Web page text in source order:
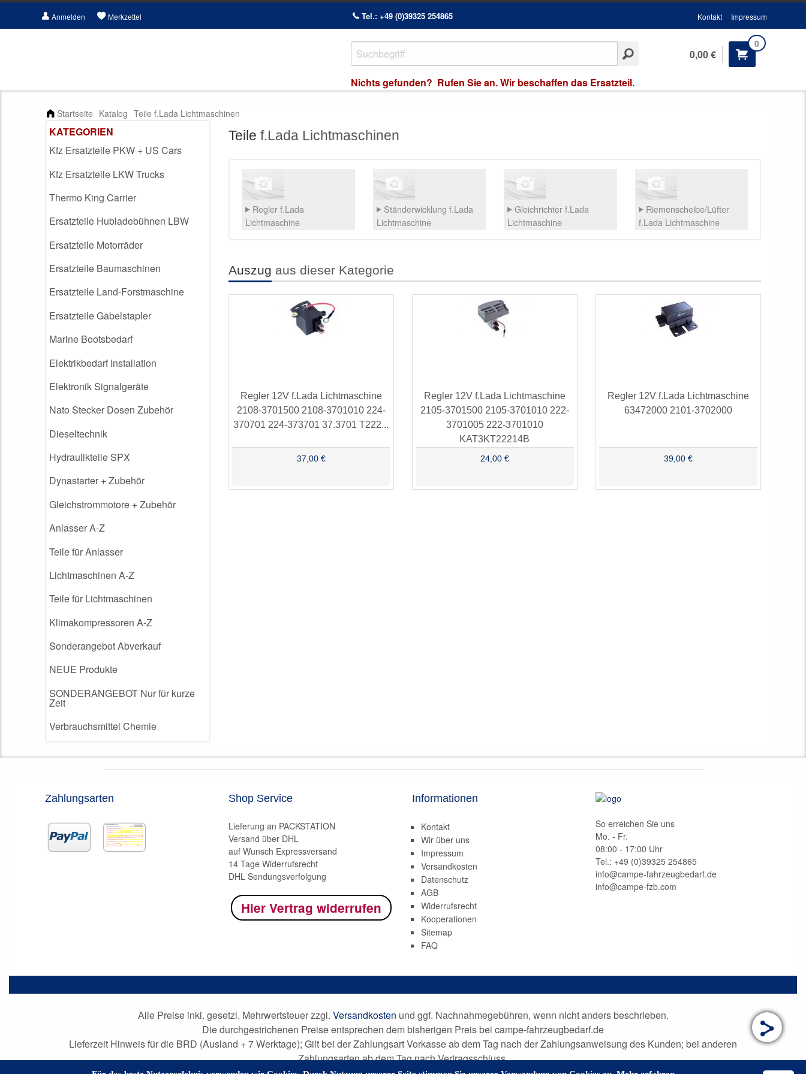
Anmelden Merkzettel Tel.: +49 (0)39325 254865 Kontakt Impressum
Nichts gefunden? Rufen Sie an. Wir beschaffen das Ersatzteil.
0
0,00 €
Startseite Katalog Teile f.Lada Lichtmaschinen
KATEGORIEN
Kfz Ersatzteile PKW + US Cars
Kfz Ersatzteile LKW Trucks
Thermo King Carrier
Ersatzteile Hubladebühnen LBW
Ersatzteile Motorräder
Ersatzteile Baumaschinen
Ersatzteile Land-Forstmaschine
Ersatzteile Gabelstapler
Marine Bootsbedarf
Elektrikbedarf Installation
Elektronik Signalgeräte
Nato Stecker Dosen Zubehör
Dieseltechnik
Hydraulikteile SPX
Dynastarter + Zubehör
Gleichstrommotore + Zubehör
Anlasser A-Z
Teile für Anlasser
Lichtmaschinen A-Z
Teile für Lichtmaschinen
Klimakompressoren A-Z
Sonderangebot Abverkauf
NEUE Produkte
SONDERANGEBOT Nur für kurze
Zeit
Verbrauchsmittel Chemie
Teile f.Lada Lichtmaschinen
Regler f.Lada
Lichtmaschine
Ständerwicklung f.Lada
Lichtmaschine
Gleichrichter f.Lada
Lichtmaschine
Riemenscheibe/Lüfter
f.Lada Lichtmaschine
Auszug aus dieser Kategorie
Regler 12V f.Lada Lichtmaschine
2108-3701500 2108-3701010 224-
370701 224-373701 37.3701 T222...
37,00 €
Regler 12V f.Lada Lichtmaschine
2105-3701500 2105-3701010 222-
3701005 222-3701010
KAT3KT22214B
24,00 €
Regler 12V f.Lada Lichtmaschine
63472000 2101-3702000
39,00 €
Zahlungsarten Shop Service
Lieferung an PACKSTATION
Versand über DHL
auf Wunsch Expressversand
14 Tage Widerrufsrecht
DHL Sendungsverfolgung
Hier Vertrag widerrufen
Informationen
Kontakt
Wir über uns
Impressum
Versandkosten
Datenschutz
AGB
Widerrufsrecht
Kooperationen
Sitemap
FAQ
So erreichen Sie uns
Mo. - Fr.
08:00 - 17:00 Uhr
Tel.: +49 (0)39325 254865
info@campe-fahrzeugbedarf.de
info@campe-fzb.com
Alle Preise inkl. gesetzl. Mehrwertsteuer zzgl. Versandkosten und ggf. Nachnahmegebühren, wenn nicht anders beschrieben.
Die durchgestrichenen Preise entsprechen dem bisherigen Preis bei campe-fahrzeugbedarf.de
Lieferzeit Hinweis für die BRD (Ausland + 7 Werktage); Gilt bei der Zahlungsart Vorkasse ab dem Tag nach der Zahlungsanweisung des Kunden; bei anderen
Zahlungsarten ab dem Tag nach Vertragsschluss.